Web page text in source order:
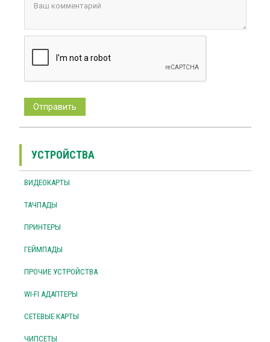
УСТРОЙСТВА
ВИДЕОКАРТЫ
ТАЧПАДЫ
ПРИНТЕРЫ
ГЕЙМПАДЫ
ПРОЧИЕ УСТРОЙСТВА
WI-FI АДАПТЕРЫ
СЕТЕВЫЕ КАРТЫ
ЧИПСЕТЫ